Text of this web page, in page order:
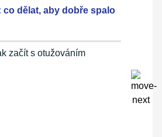
co dělat, aby dobře spalo